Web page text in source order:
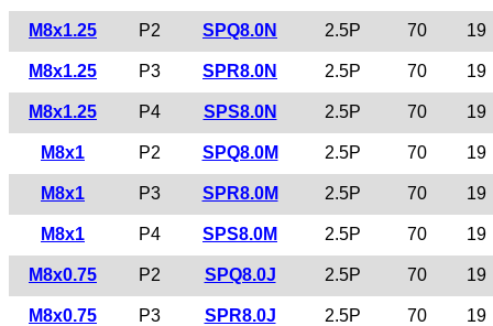
M8x1.25 P2 SPQ8.0N 2.5P 70 19
M8x1.25 P3 SPR8.0N 2.5P 70 19
M8x1.25 P4 SPS8.0N 2.5P 70 19
M8x1 P2 SPQ8.0M 2.5P 70 19
M8x1 P3 SPR8.0M 2.5P 70 19
M8x1 P4 SPS8.0M 2.5P 70 19
M8x0.75 P2 SPQ8.0J 2.5P 70 19
M8x0.75 P3 SPR8.0J 2.5P 70 19